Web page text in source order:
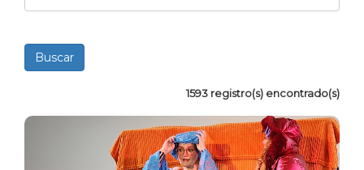
1593 registro(s) encontrado(s)